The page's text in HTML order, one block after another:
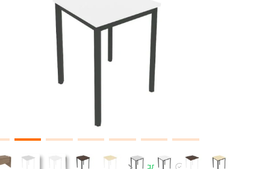
В наличии